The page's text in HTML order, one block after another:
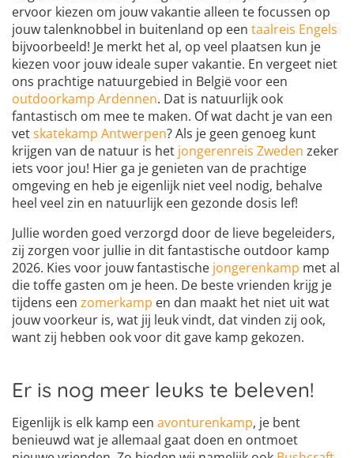
ervoor kiezen om jouw vakantie alleen te focussen op
jouw talenknobbel in buitenland op een taalreis Engels
bijvoorbeeld! Je merkt het al, op veel plaatsen kun je
kiezen voor jouw ideale super vakantie. En vergeet niet
ons prachtige natuurgebied in België voor een
outdoorkamp Ardennen. Dat is natuurlijk ook
fantastisch om mee te maken. Of wat dacht je van een
vetskatekamp Antwerpen? Als je geen genoeg kunt
krijgen van de natuur is het jongerenreis Zweden zeker
iets voor jou! Hier ga je genieten van de prachtige
omgeving en heb je eigenlijk niet veel nodig, behalve
heel veel zin en natuurlijk een gezonde dosis lef!
Jullie worden goed verzorgd door de lieve begeleiders,
zij zorgen voor jullie in dit fantastische outdoor kamp
2026. Kies voor jouw fantastische jongerenkamp met al
die toffe gasten om je heen. De beste vrienden krijg je
tijdens een zomerkamp en dan maakt het niet uit wat
jouw voorkeur is, wat jij leuk vindt, dat vinden zij ook,
want zij hebben ook voor dit gave kamp gekozen.
Er is nog meer leuks te beleven!
Eigenlijk is elk kamp een avonturenkamp, je bent
benieuwd wat je allemaal gaat doen en ontmoet